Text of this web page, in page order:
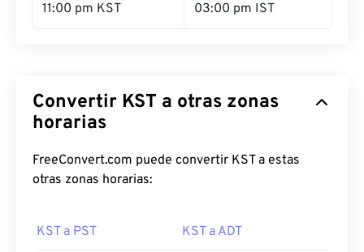
11:00 pm KST 03:00 pm IST
Convertir KST a otras zonas
horarias
FreeConvert.com puede convertir KST a estas
otras zonas horarias:
KST a PST KST a ADT